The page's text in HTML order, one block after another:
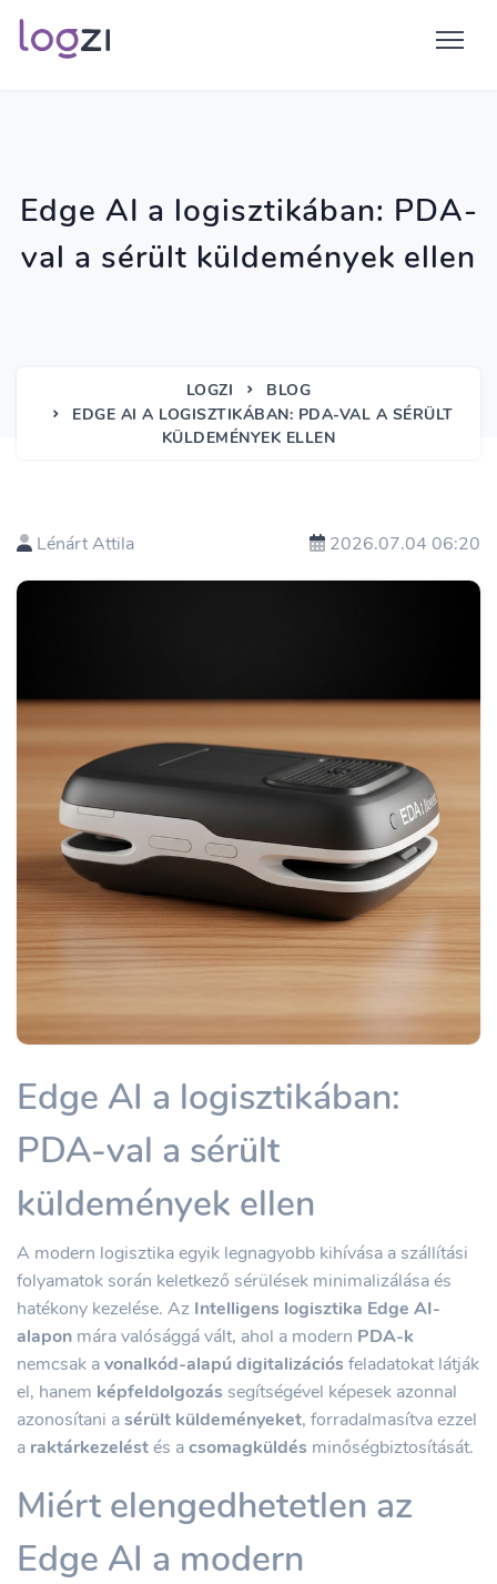
Edge AI a logisztikában: PDA-
val a sérült küldemények ellen
LOGZI
BLOG
EDGE AI A LOGISZTIKÁBAN: PDA-VAL A SÉRÜLT
KÜLDEMÉNYEK ELLEN
Lénárt Attila 2026.07.04 06:20
Edge AI a logisztikában:
PDA-val a sérült
küldemények ellen
A modern logisztika egyik legnagyobb kihívása a szállítási
folyamatok során keletkező sérülések minimalizálása és
hatékony kezelése. Az Intelligens logisztika Edge AI-
alapon mára valósággá vált, ahol a modern PDA-k
nemcsak avonalkód-alapú digitalizációs feladatokat látják
el, hanem képfeldolgozás segítségével képesek azonnal
azonosítani asérült küldeményeket, forradalmasítva ezzel
a raktárkezeléstés acsomagküldés minőségbiztosítását.
Miért elengedhetetlen az
Edge AI a modern